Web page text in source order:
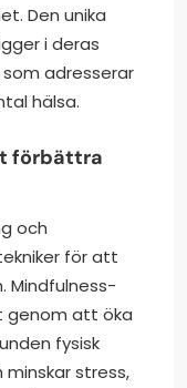
Den unika
i deras
adresserar
hälsa.
förbättra
och
för att
Mindfulness-
genom att öka
fysisk
stress,